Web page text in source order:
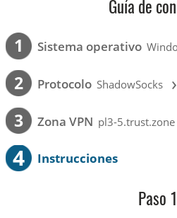
Guía de
1 Sistema operativo
2 Protocolo ShadowSocks ›
3 Zona VPN pl3-5.trust.zone
4 Instrucciones
Paso 1